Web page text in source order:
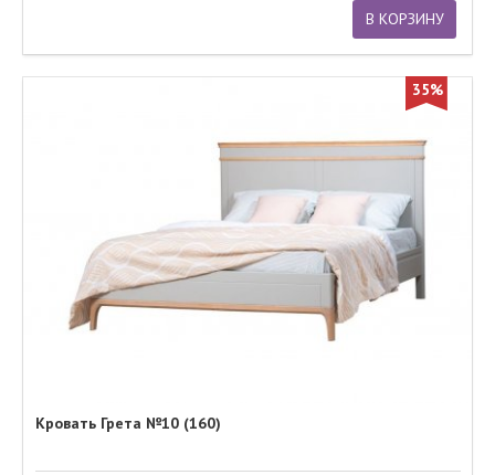
В КОРЗИНУ
35%
Кровать Грета №10 (160)